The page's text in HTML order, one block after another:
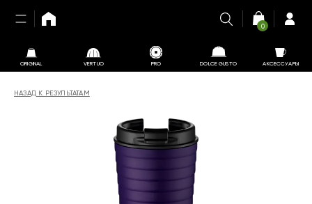
ORIGINAL VERTUO PRO DOLCE GUSTO АКСЕССУАРЫ
0
НАЗАД К РЕЗУЛЬТАТАМ